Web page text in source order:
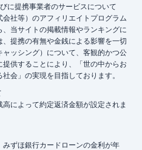
に提携事業者のサービスについて
社等）のアフィリエイトプログラム
当サイトの掲載情報やランキングに
提携の有無や金銭による影響を一切
ッシング）について、客観的かつ公
供することにより、「世の中からお
会」の実現を目指しております。
によって約定返済金額が設定されま
ずほ銀行カードローンの金利が年